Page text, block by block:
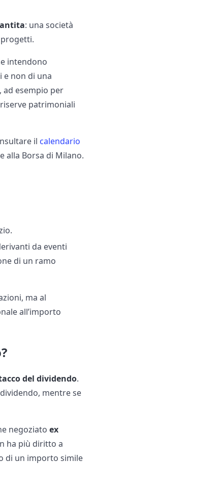
: una società
intendono
e non di una
ad esempio per
patrimoniali
il calendario
alla Borsa di Milano.
da eventi
di un ramo
ma al
all’importo
del dividendo.
mentre se
negoziatoex
ha più diritto a
di un importo simile